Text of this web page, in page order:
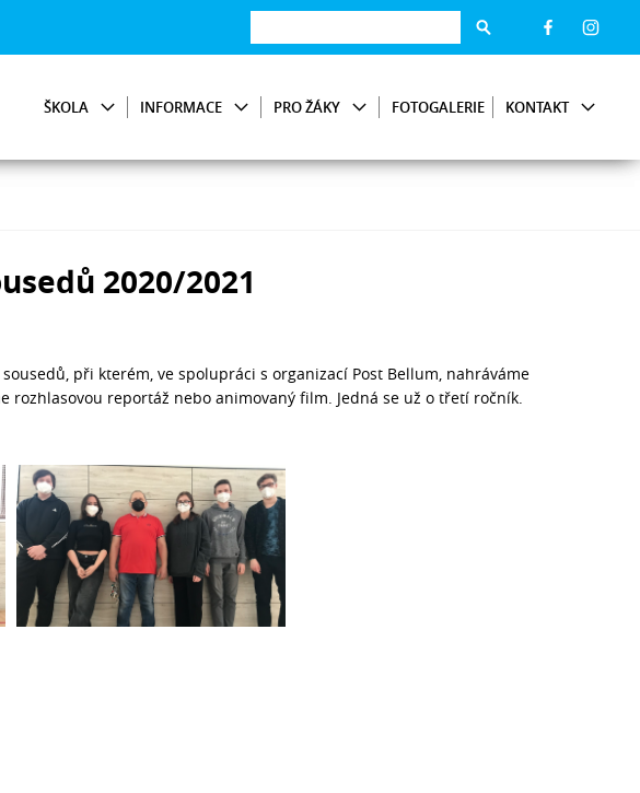
ŠKOLA INFORMACE PRO ŽÁKY FOTOGALERIE KONTAKT
2020/2021
při kterém, ve spolupráci s organizací Post Bellum, nahráváme
rozhlasovou reportáž nebo animovaný film. Jedná se už o třetí ročník.